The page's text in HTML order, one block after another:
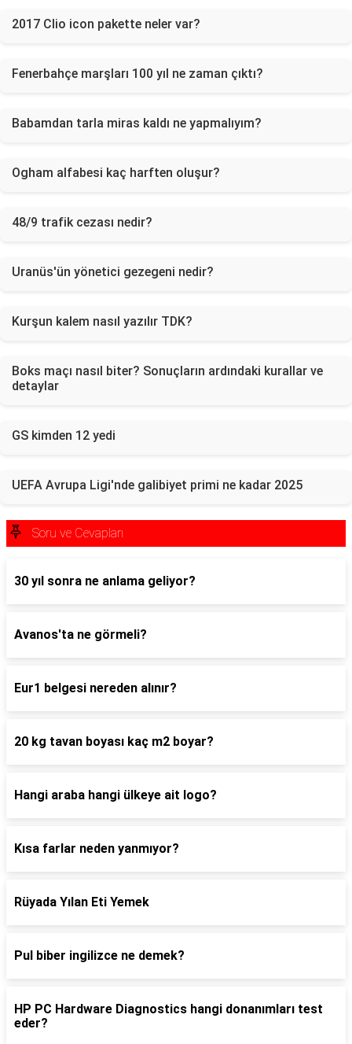
2017 Clio icon pakette neler var?
Fenerbahçe marşları 100 yıl ne zaman çıktı?
Babamdan tarla miras kaldı ne yapmalıyım?
Ogham alfabesi kaç harften oluşur?
48/9 trafik cezası nedir?
Uranüs'ün yönetici gezegeni nedir?
Kurşun kalem nasıl yazılır TDK?
Boks maçı nasıl biter? Sonuçların ardındaki kurallar ve
detaylar
GS kimden 12 yedi
UEFA Avrupa Ligi'nde galibiyet primi ne kadar 2025
Soru ve Cevapları
30 yıl sonra ne anlama geliyor?
Avanos'ta ne görmeli?
Eur1 belgesi nereden alınır?
20 kg tavan boyası kaç m2 boyar?
Hangi araba hangi ülkeye ait logo?
Kısa farlar neden yanmıyor?
Rüyada Yılan Eti Yemek
Pul biber ingilizce ne demek?
HP PC Hardware Diagnostics hangi donanımları test
eder?